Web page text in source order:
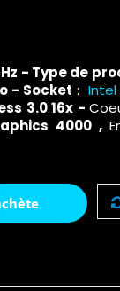
- Type de
- Socket :Intel
3.0 16x -
4000 ,